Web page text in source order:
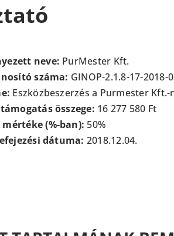
neve: PurMester Kft.
száma: GINOP-2.1.8-17-2018-
Eszközbeszerzés a Purmester Kft.-
összege: 16 277 580 Ft
(%-ban): 50%
dátuma: 2018.12.04.